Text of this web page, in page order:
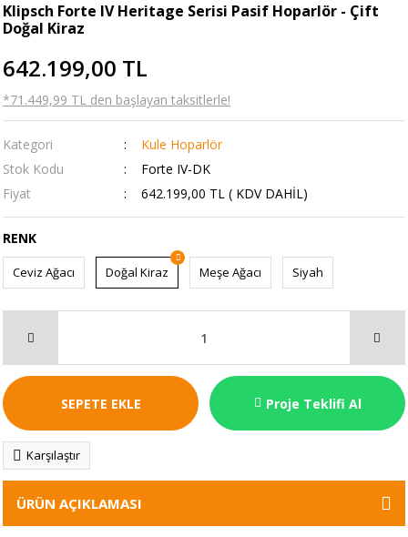
Klipsch Forte IV Heritage Serisi Pasif Hoparlör - Çift
Doğal Kiraz
642.199,00 TL
*71.449,99 TL den başlayan taksitlerle!
Kategori
Kule Hoparlör
Stok Kodu
Forte IV-DK
Fiyat
642.199,00 TL ( KDV DAHİL)
RENK
Ceviz Ağacı Doğal Kiraz Meşe Ağacı Siyah
SEPETE EKLE Proje Teklifi Al
Karşılaştır
ÜRÜN AÇIKLAMASI